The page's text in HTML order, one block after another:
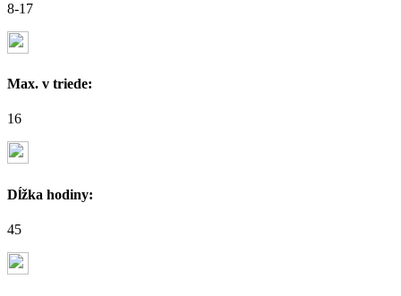
8-17
Max. v triede:
16
Dĺžka hodiny:
45